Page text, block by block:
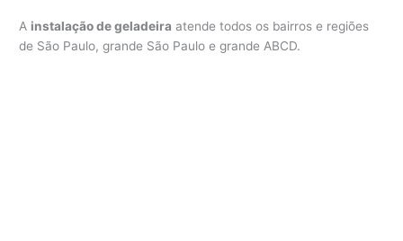
A instalação de geladeira atende todos os bairros e regiões
de São Paulo, grande São Paulo e grande ABCD.